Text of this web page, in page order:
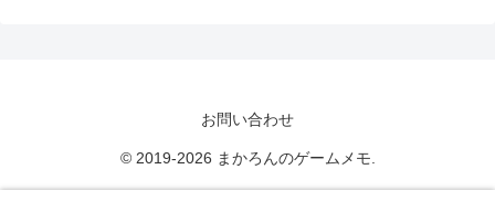
お問い合わせ
© 2019-2026 まかろんのゲームメモ.